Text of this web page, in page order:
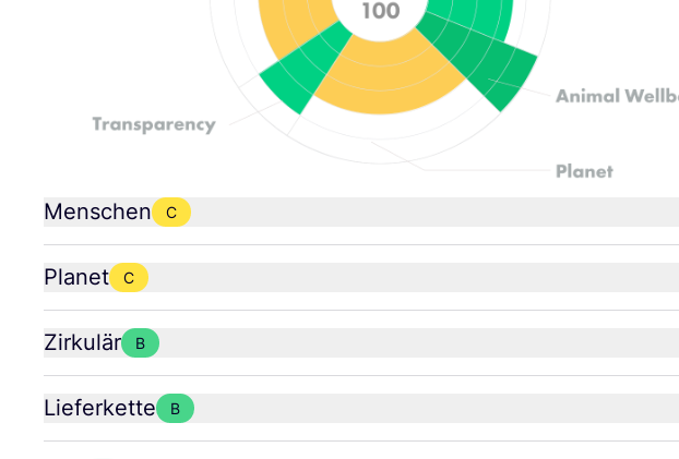
Menschen C
Planet C
Zirkulär B
Lieferkette B